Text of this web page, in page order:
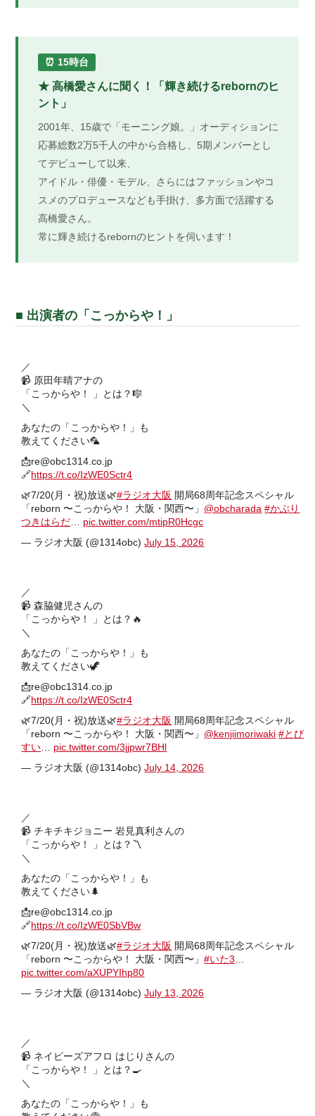
⏰ 15時台
★ 高橋愛さんに聞く！「輝き続けるrebornのヒ
ント」
2001年、15歳で「モーニング娘。」オーディションに
応募総数2万5千人の中から合格し、5期メンバーとし
てデビューして以来、
アイドル・俳優・モデル、さらにはファッションやコ
スメのプロデュースなども手掛け、多方面で活躍する
高橋愛さん。
常に輝き続けるrebornのヒントを伺います！
■ 出演者の「こっからや！」
／
📹 原田年晴アナの
「こっからや！ 」とは？🎼
＼
あなたの「こっからや！」も
教えてください🦜
📩re@obc1314.co.jp
🔗https://t.co/IzWE0Sctr4
🌿7/20(月・祝)放送🌿#ラジオ大阪 開局68周年記念スペシャル
「reborn 〜こっからや！ 大阪・関西〜」 @obcharada #かぶり
つきはらだ… pic.twitter.com/mtipR0Hcgc
— ラジオ大阪 (@1314obc)July 15, 2026
／
📹 森脇健児さんの
「こっからや！ 」とは？🔥
＼
あなたの「こっからや！」も
教えてください🦖
📩re@obc1314.co.jp
🔗https://t.co/IzWE0Sctr4
🌿7/20(月・祝)放送🌿#ラジオ大阪 開局68周年記念スペシャル
「reborn 〜こっからや！ 大阪・関西〜」 @kenjiimoriwaki #とび
すい… pic.twitter.com/3jjpwr7BHl
— ラジオ大阪 (@1314obc)July 14, 2026
／
📹 チキチキジョニー 岩見真利さんの
「こっからや！ 」とは？〽️
＼
あなたの「こっからや！」も
教えてください🌲
📩re@obc1314.co.jp
🔗https://t.co/IzWE0SbVBw
🌿7/20(月・祝)放送🌿#ラジオ大阪 開局68周年記念スペシャル
「reborn 〜こっからや！ 大阪・関西〜」#いた3…
pic.twitter.com/aXUPYIhp80
— ラジオ大阪 (@1314obc)July 13, 2026
／
📹 ネイビーズアフロ はじりさんの
「こっからや！ 」とは？🍳
＼
あなたの「こっからや！」も